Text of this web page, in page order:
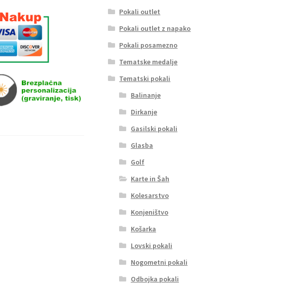
Pokali outlet
Pokali outlet z napako
Pokali posamezno
Tematske medalje
Tematski pokali
Balinanje
Dirkanje
Gasilski pokali
Glasba
Golf
Karte in Šah
Kolesarstvo
Konjeništvo
Košarka
Lovski pokali
Nogometni pokali
Odbojka pokali